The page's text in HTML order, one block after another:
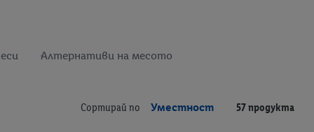
Алтернативи на месото
Сортирай по Уместност 57 продукта